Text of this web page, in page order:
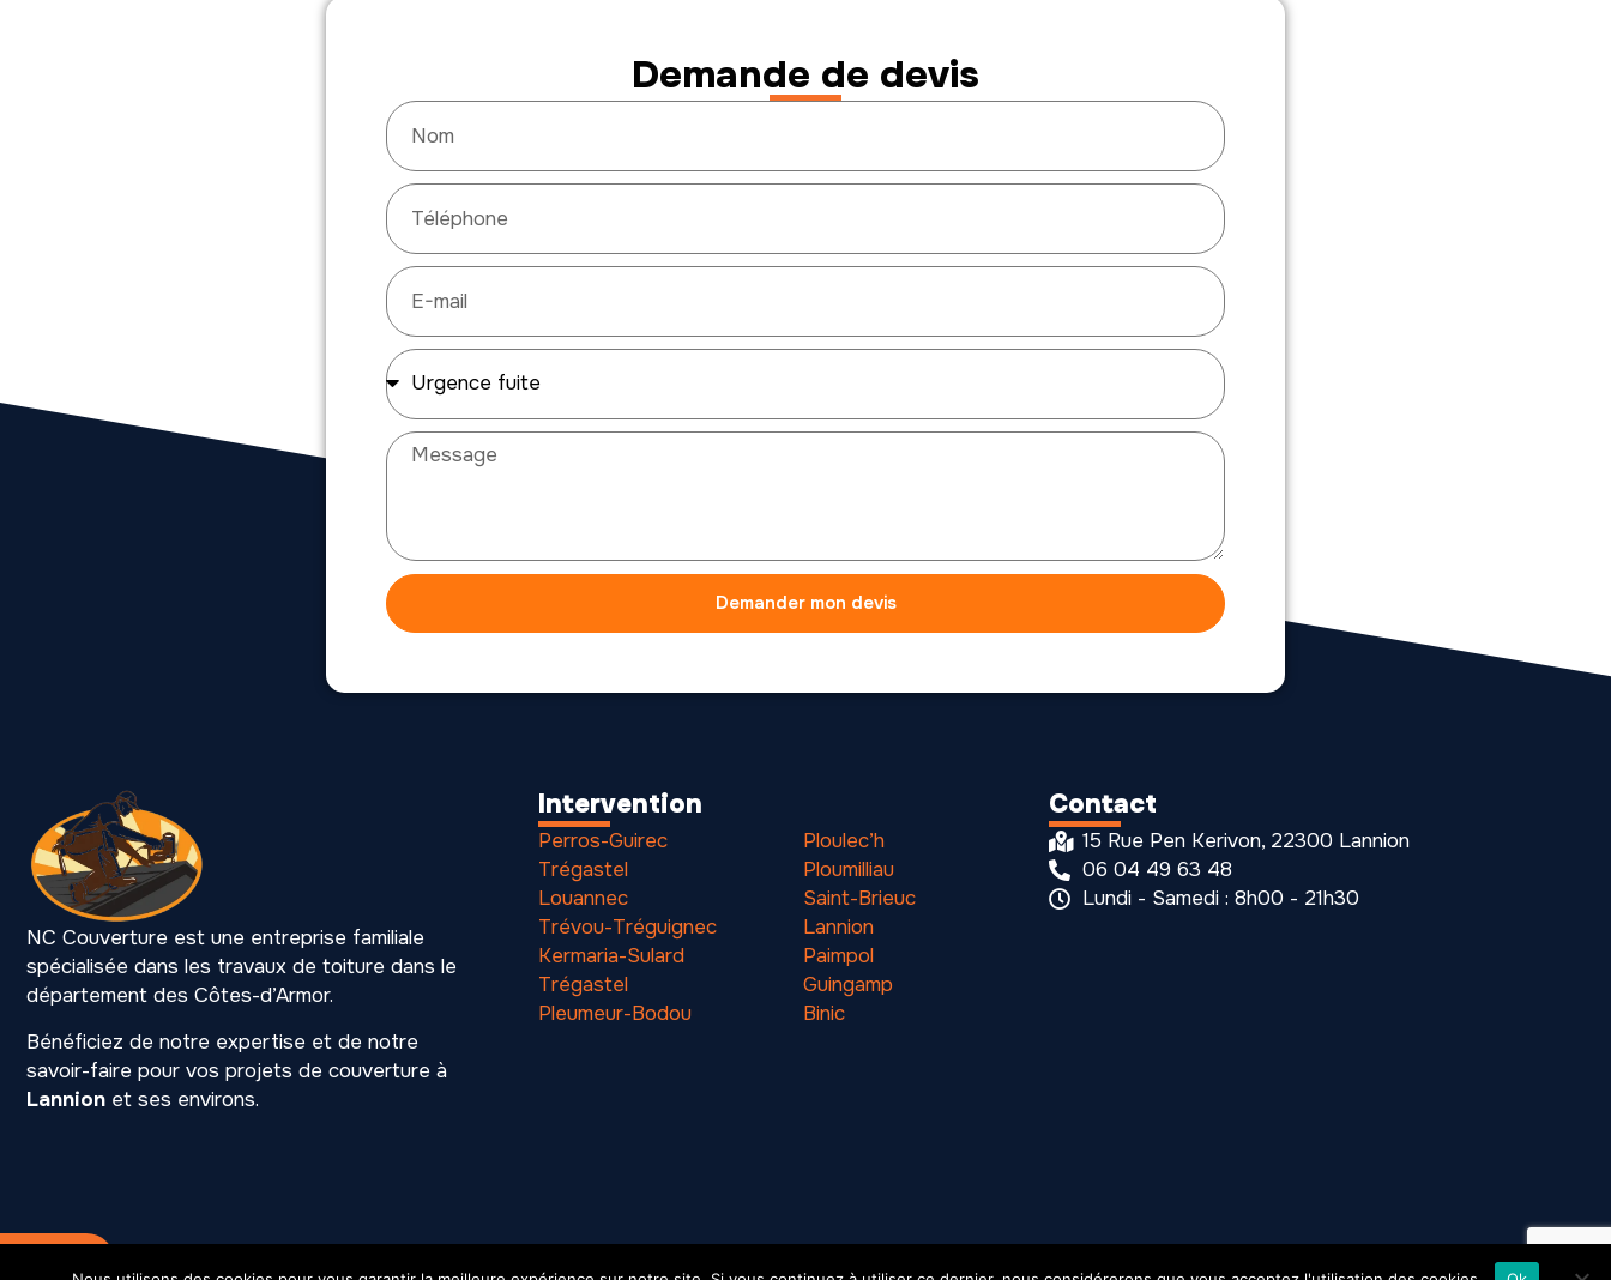
Demande de devis
Demander mon devis
NC Couverture est une entreprise familiale
spécialisée dans les travaux de toiture dans le
département des Côtes-d’Armor.
Bénéficiez de notre expertise et de notre
savoir-faire pour vos projets de couverture à
Lannion et ses environs.
Intervention
Perros-Guirec
Trégastel
Louannec
Trévou-Tréguignec
Kermaria-Sulard
Trégastel
Pleumeur-Bodou
Ploulec’h
Ploumilliau
Saint-Brieuc
Lannion
Paimpol
Guingamp
Binic
Contact
15 Rue Pen Kerivon, 22300 Lannion
06 04 49 63 48
Lundi - Samedi : 8h00 - 21h30
Mention légalesSIREN 531 216 901